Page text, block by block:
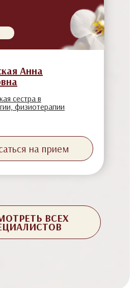
Анна
сестра в
физиотерапии
на прием
ВСЕХ